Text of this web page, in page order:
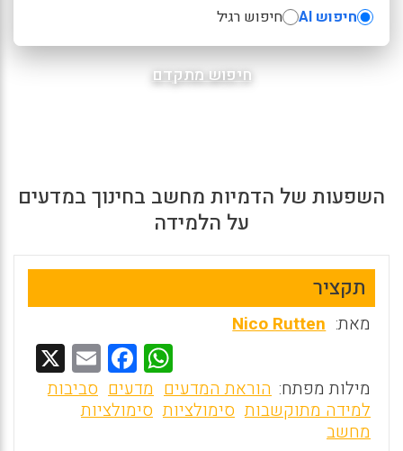
חיפוש AI חיפוש רגיל
חיפוש מתקדם
השפעות של הדמיות מחשב בחינוך במדעים
על הלמידה
תקציר
מאת: Nico Rutten
W
h
at
F
a
ce
E
m מילות מפתח: הוראת המדעים מדעים סביבות
למידה מתוקשבות סימולציות סימולציות
מחשב